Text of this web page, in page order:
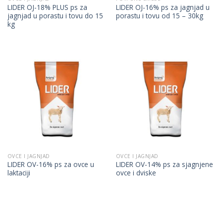
LIDER OJ-18% PLUS ps za
jagnjad u porastu i tovu do 15
kg
LIDER OJ-16% ps za jagnjad u
porastu i tovu od 15 – 30kg
OVCE I JAGNJAD
LIDER OV-16% ps za ovce u
laktaciji
OVCE I JAGNJAD
LIDER OV-14% ps za sjagnjene
ovce i dviske